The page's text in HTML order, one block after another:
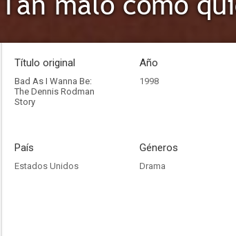
Título original
Bad As I Wanna Be:
The Dennis Rodman
Story
Año
1998
País
Estados Unidos
Géneros
Drama